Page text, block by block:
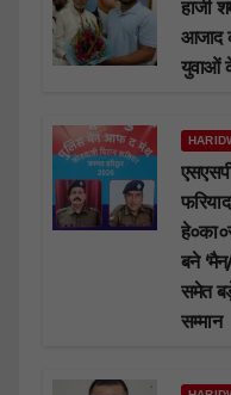
हाजी
आजाद
युवाओं
बने
समेत
सम्मान